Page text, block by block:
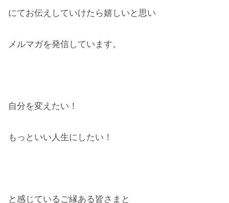
にてお伝えしていけたら嬉しいと思い
メルマガを発信しています。
自分を変えたい！
もっといい人生にしたい！
と感じているご縁ある皆さまと